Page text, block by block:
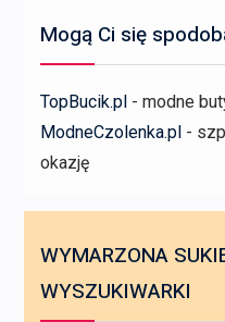
Mogą Ci się
TopBucik.pl- modne
ModneCzolenka.pl-
okazję
WYMARZONA
WYSZUKIWARKI